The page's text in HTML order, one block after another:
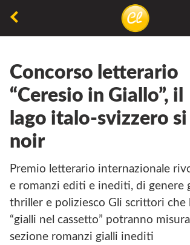
non
permette
camminare,
ma
respirare
Concorso letterario
“Ceresio in Giallo”, il
lago italo-svizzero
noir
Premio letterario internazionale rivolto a racconti
e romanzi editi e inediti, di genere
thriller e poliziesco Gli scrittori che
“gialli nel cassetto” potranno
sezione romanzi gialli inediti